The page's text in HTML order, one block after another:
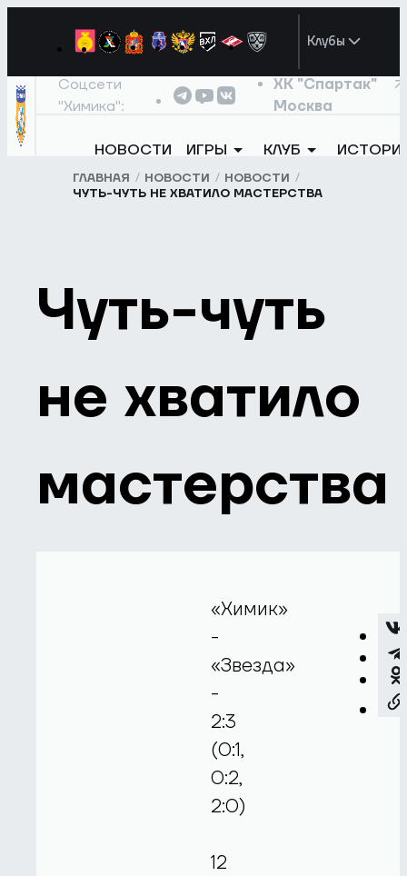
Клубы
Соцсети
"Химика":
ХК "Спартак"
Москва
НОВОСТИ ИГРЫ КЛУБ
ГЛАВНАЯ НОВОСТИ
НОВОСТИ
ЧУТЬ-ЧУТЬ НЕ ХВАТИЛО МАСТЕРСТВА
Чуть-чуть
не хватило
мастерства
«Химик»
-
«Звезда»
-
2:3
(0:1,
0:2,
2:0)
12